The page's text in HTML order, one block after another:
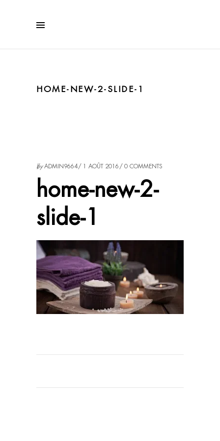
HOME-NEW-2-SLIDE-1
byADMIN9664 1 AOÛT 2016 0 COMMENTS
home-new-2-
slide-1